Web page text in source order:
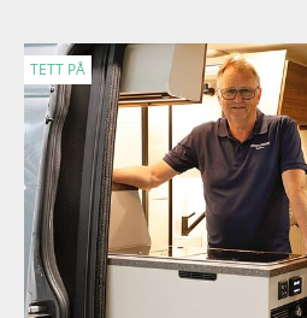
TETT PÅ